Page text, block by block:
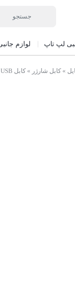
لپ تاپ لوازم
» کابل شارژر » کابل USB به لایتنینگ یسیدو YESIDO CA74 طول 1.2 متر